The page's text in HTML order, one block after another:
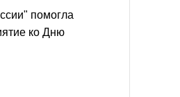
помогла
ко Дню